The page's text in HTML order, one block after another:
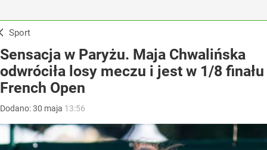
Sport
Sensacja w Paryżu. Maja Chwalińska
odwróciła losy meczu i jest w 1/8 finału
French Open
Dodano:30 maja 13:56